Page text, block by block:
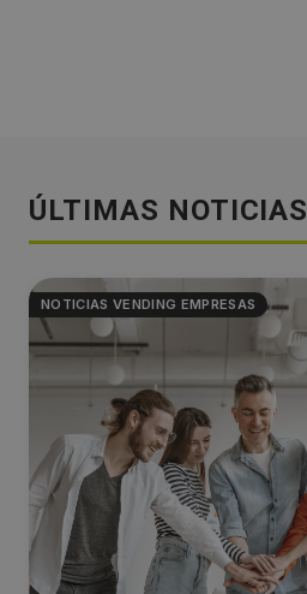
ÚLTIMAS NOTICIAS
NOTICIAS VENDING EMPRESAS